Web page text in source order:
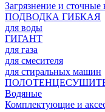
Загрязнение и сточные
ПОДВОДКА ГИБКАЯ
для воды
ГИГАНТ
для газа
для смесителя
для стиральных машин
Водяные
Комплектующие и